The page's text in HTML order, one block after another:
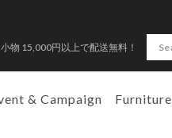
小物 15,000円以上で配送無料！
& Campaign Furniture